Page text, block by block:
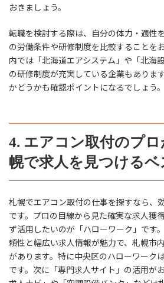
おきましょう。
転職を検討する際は、自分の体力・適性
の労働条件や研修制度を比較することを
内では「北海道エアシステム」や「北海
の研修制度が充実している企業もありま
かどうかも確認ポイントになるでしょう。
4. エアコン取付のプ
幌で求人を見つける
札幌でエアコン取付の仕事を探すなら、
です。プロの目線から見た確実な求人獲
ず活用したいのが「ハローワーク」です
頼性と幅広い求人情報が魅力で、札幌市
があります。特に中央区のハローワーク
です。次に「専門求人サイト」の活用が